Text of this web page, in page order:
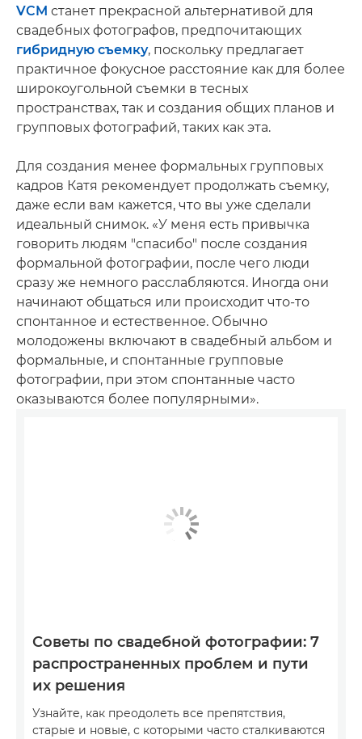
VCM станет прекрасной альтернативой для
свадебных фотографов, предпочитающих
гибридную съемку, поскольку предлагает
практичное фокусное расстояние как для более
широкоугольной съемки в тесных
пространствах, так и создания общих планов и
групповых фотографий, таких как эта.
Для создания менее формальных групповых
кадров Катя рекомендует продолжать съемку,
даже если вам кажется, что вы уже сделали
идеальный снимок. «У меня есть привычка
говорить людям "спасибо" после создания
формальной фотографии, после чего люди
сразу же немного расслабляются. Иногда они
начинают общаться или происходит что-то
спонтанное и естественное. Обычно
молодожены включают в свадебный альбом и
формальные, и спонтанные групповые
фотографии, при этом спонтанные часто
оказываются более популярными».
Советы по свадебной фотографии: 7
распространенных проблем и пути
их решения
Узнайте, как преодолеть все препятствия,
старые и новые, с которыми часто сталкиваются